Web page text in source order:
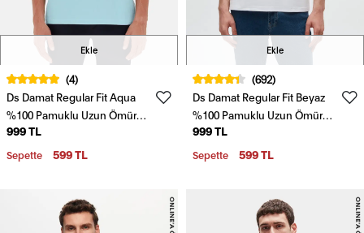
Ekle
(4)
Ds Damat Regular Fit Aqua
%100 Pamuklu Uzun Ömürlü
Kıvrılmaz Polo Yaka Nakışlı T-
Shirt
999 TL
Sepette 599 TL
Ekle
(692)
Ds Damat Regular Fit Beyaz
%100 Pamuklu Uzun Ömürlü
Kıvrılmaz Polo Yaka Nakışlı T-
Shirt
999 TL
Sepette 599 TL